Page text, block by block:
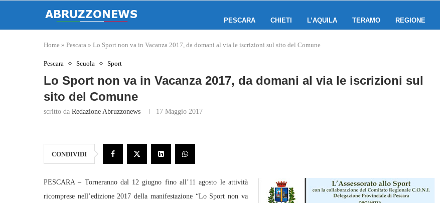
PESCARA CHIETI L’AQUILA TERAMO REGIONE
Home » Pescara » Lo Sport non va in Vacanza 2017, da domani al via le iscrizioni sul sito del Comune
Pescara Scuola Sport
Lo Sport non va in Vacanza 2017, da domani al via le iscrizioni sul
sito del Comune
scritto da Redazione Abruzzonews 17 Maggio 2017
CONDIVIDI
PESCARA – Torneranno dal 12 giugno fino all’11 agosto le attività
ricomprese nell’edizione 2017 della manifestazione “Lo Sport non va